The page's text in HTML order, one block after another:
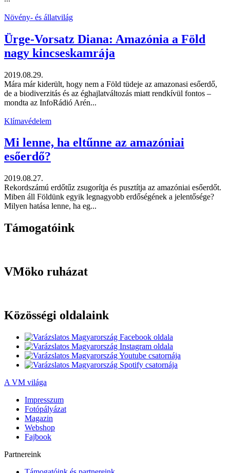
Növény- és állatvilág
Ürge-Vorsatz Diana: Amazónia a Föld
nagy kincseskamrája
2019.08.29.
Mára már kiderült, hogy nem a Föld tüdeje az amazonasi esőerdő,
de a biodiverzitás és az éghajlatváltozás miatt rendkívül fontos –
mondta az InfoRádió Arén...
Klímavédelem
Mi lenne, ha eltűnne az amazóniai
esőerdő?
2019.08.27.
Rekordszámú erdőtűz zsugorítja és pusztítja az amazóniai esőerdőt.
Miben áll Földünk egyik legnagyobb erdőségének a jelentősége?
Milyen hatása lenne, ha eg...
Támogatóink
VMöko ruházat
Közösségi oldalaink
A VM világa
Impresszum
Fotópályázat
Magazin
Webshop
Fajbook
Partnereink